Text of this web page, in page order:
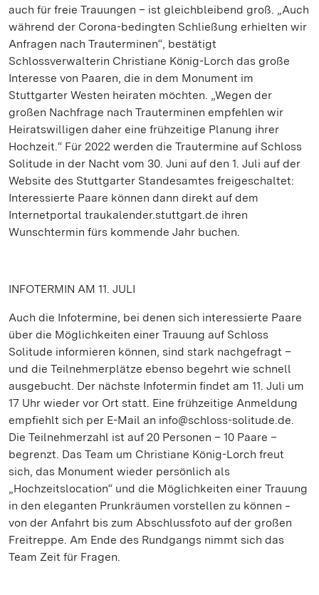
auch für freie Trauungen – ist gleichbleibend groß. „Auch
während der Corona-bedingten Schließung erhielten wir
Anfragen nach Trauterminen“, bestätigt
Schlossverwalterin Christiane König-Lorch das große
Interesse von Paaren, die in dem Monument im
Stuttgarter Westen heiraten möchten. „Wegen der
großen Nachfrage nach Trauterminen empfehlen wir
Heiratswilligen daher eine frühzeitige Planung ihrer
Hochzeit.“ Für 2022 werden die Trautermine auf Schloss
Solitude in der Nacht vom 30. Juni auf den 1. Juli auf der
Website des Stuttgarter Standesamtes freigeschaltet:
Interessierte Paare können dann direkt auf dem
Internetportal traukalender.stuttgart.de ihren
Wunschtermin fürs kommende Jahr buchen.
INFOTERMIN AM 11. JULI
Auch die Infotermine, bei denen sich interessierte Paare
über die Möglichkeiten einer Trauung auf Schloss
Solitude informieren können, sind stark nachgefragt –
und die Teilnehmerplätze ebenso begehrt wie schnell
ausgebucht. Der nächste Infotermin findet am 11. Juli um
17 Uhr wieder vor Ort statt. Eine frühzeitige Anmeldung
empfiehlt sich per E-Mail an info@schloss-solitude.de.
Die Teilnehmerzahl ist auf 20 Personen – 10 Paare –
begrenzt. Das Team um Christiane König-Lorch freut
sich, das Monument wieder persönlich als
„Hochzeitslocation“ und die Möglichkeiten einer Trauung
in den eleganten Prunkräumen vorstellen zu können ‒
von der Anfahrt bis zum Abschlussfoto auf der großen
Freitreppe. Am Ende des Rundgangs nimmt sich das
Team Zeit für Fragen.